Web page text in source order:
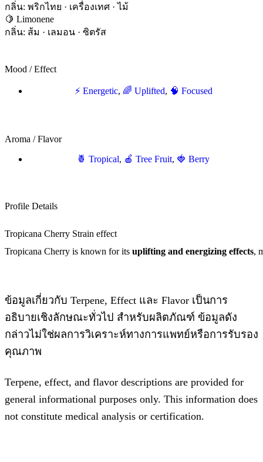
กลิ่น: พริกไทย · เครื่องเทศ · ไม้
🍋 Limonene
กลิ่น: ส้ม · เลมอน · ซิตรัส
Mood / Effect
⚡ Energetic, 🌈 Uplifted, 🧠 Focused
Aroma / Flavor
🍍 Tropical, 🍎 Tree Fruit, 🍓 Berry
Profile Details
Tropicana Cherry Strain effect
Tropicana Cherry is known forits uplifting and energizing effects,
ข้อมูลเกี่ยวกับ Terpene, Effect และ Flavor เป็นการ
อธิบายเชิงลักษณะทั่วไป สำหรับผลิตภัณฑ์ ข้อมูลดัง
กล่าวไม่ใช่ผลการวิเคราะห์ทางการแพทย์หรือการรับรอง
คุณภาพ
Terpene, effect, and flavor descriptions are provided for
general informational purposes only. This information does
not constitute medical analysis or certification.